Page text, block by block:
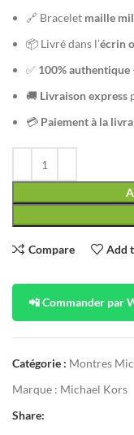
🔗 Bracelet maille
📦 Livré dans l’écrin
✅ 100% authentique
🚚 Livraison express
💳 Paiement à la
Compare Add
📲 Commander par
Catégorie : Montres
Marque : Michael Kors
Share: